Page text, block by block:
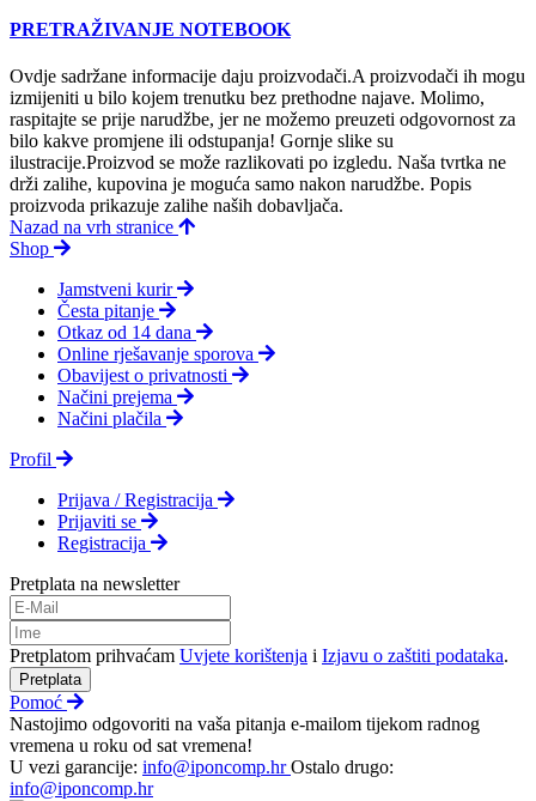
PRETRAŽIVANJE NOTEBOOK
Ovdje sadržane informacije daju proizvodači.A proizvodači ih mogu
izmijeniti u bilo kojem trenutku bez prethodne najave. Molimo,
raspitajte se prije narudžbe, jer ne možemo preuzeti odgovornost za
bilo kakve promjene ili odstupanja! Gornje slike su
ilustracije.Proizvod se može razlikovati po izgledu. Naša tvrtka ne
drži zalihe, kupovina je moguća samo nakon narudžbe. Popis
proizvoda prikazuje zalihe naših dobavljača.
Nazad na vrh stranice
Shop
Jamstveni kurir
Česta pitanje
Otkaz od 14 dana
Online rješavanje sporova
Obavijest o privatnosti
Načini prejema
Načini plačila
Profil
Prijava / Registracija
Prijaviti se
Registracija
Pretplata na newsletter
Pretplatom prihvaćam Uvjete korištenja i Izjavu o zaštiti podataka.
Pretplata
Pomoć
Nastojimo odgovoriti na vaša pitanja e-mailom tijekom radnog
vremena u roku od sat vremena!
U vezi garancije: info@iponcomp.hrOstalo drugo:
info@iponcomp.hr